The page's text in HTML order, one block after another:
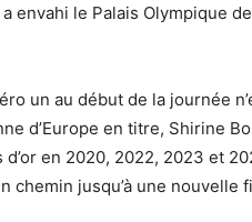
envahi le Palais Olympique
un au début de la journée
d’Europe en titre, Shirine
en 2020, 2022, 2023 et
chemin jusqu’à une nouvelle